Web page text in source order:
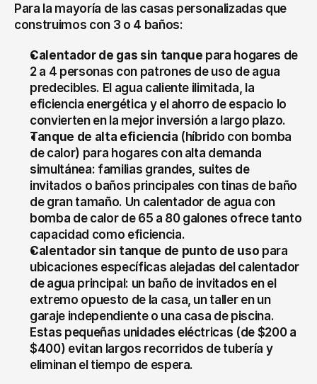
Para la mayoría de las casas personalizadas que
construimos con 3 o 4 baños:
Calentador de gas sin tanque para hogares de
2 a 4 personas con patrones de uso de agua
predecibles. El agua caliente ilimitada, la
eficiencia energética y el ahorro de espacio lo
convierten en la mejor inversión a largo plazo.
Tanque de alta eficiencia (híbrido con bomba
de calor) para hogares con alta demanda
simultánea: familias grandes, suites de
invitados o baños principales con tinas de baño
de gran tamaño. Un calentador de agua con
bomba de calor de 65 a 80 galones ofrece tanto
capacidad como eficiencia.
Calentador sin tanque de punto de uso para
ubicaciones específicas alejadas del calentador
de agua principal: un baño de invitados en el
extremo opuesto de la casa, un taller en un
garaje independiente o una casa de piscina.
Estas pequeñas unidades eléctricas (de $200 a
$400) evitan largos recorridos de tubería y
eliminan el tiempo de espera.